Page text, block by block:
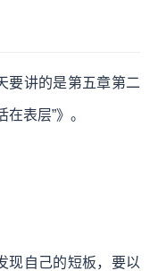
要讲的是第五章第二
表层”》。
现自己的短板，要以